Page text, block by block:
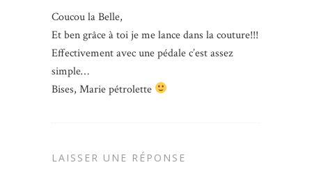
Coucou la Belle,
Et ben grâce à toi je me lance dans la couture!!!
Effectivement avec une pédale c’est assez
simple…
Bises, Marie pétrolette
LAISSER UNE RÉPONSE